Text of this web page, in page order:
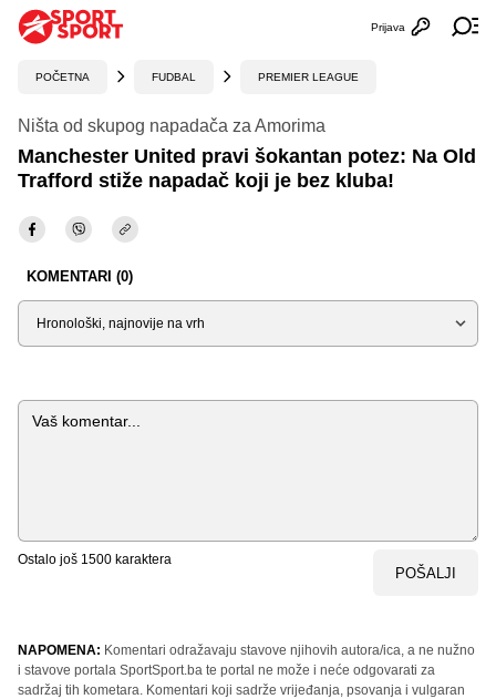
Otvori
Prijava
POČETNA FUDBAL PREMIER LEAGUE
Ništa od skupog napadača za Amorima
Manchester United pravi šokantan potez: Na Old
Trafford stiže napadač koji je bez kluba!
KOMENTARI (0)
Sortiraj
Komentar
Ostalo još 1500 karaktera
POŠALJI
NAPOMENA: Komentari odražavaju stavove njihovih autora/ica, a ne nužno
i stavove portala SportSport.ba te portal ne može i neće odgovarati za
sadržaj tih kometara. Komentari koji sadrže vrijeđanja, psovanja i vulgaran